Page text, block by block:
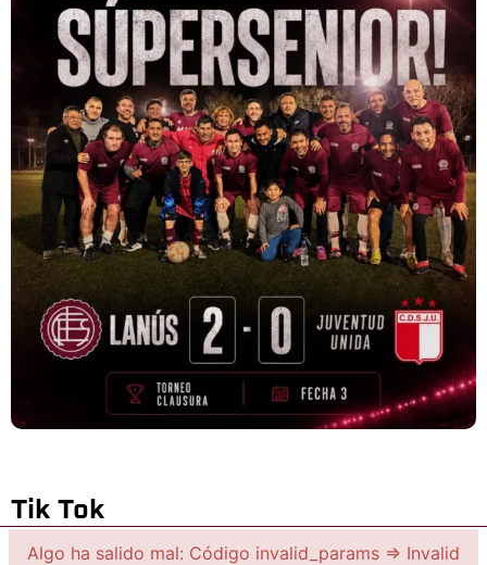
Tik Tok
Algo ha salido mal: Código invalid_params => Invalid